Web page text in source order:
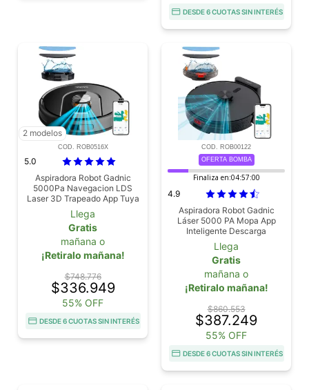
DESDE 6 CUOTAS SIN INTERÉS
2 modelos
COD. ROB0516X
5.0
Aspiradora Robot Gadnic
5000Pa Navegacion LDS
Laser 3D Trapeado App Tuya
Autonomia 200 Min
Llega
Gratis
mañana o
¡Retiralo mañana!
$748.776
$336.949
55% OFF
DESDE 6 CUOTAS SIN INTERÉS
COD. ROB00122
OFERTA BOMBA
Finaliza en:04:56:59
4.9
Aspiradora Robot Gadnic
Láser 5000 PA Mopa App
Inteligente Descarga
Automática Batería 3200 mAh
120 Min de Uso
Llega
Gratis
mañana o
¡Retiralo mañana!
$860.553
$387.249
55% OFF
DESDE 6 CUOTAS SIN INTERÉS